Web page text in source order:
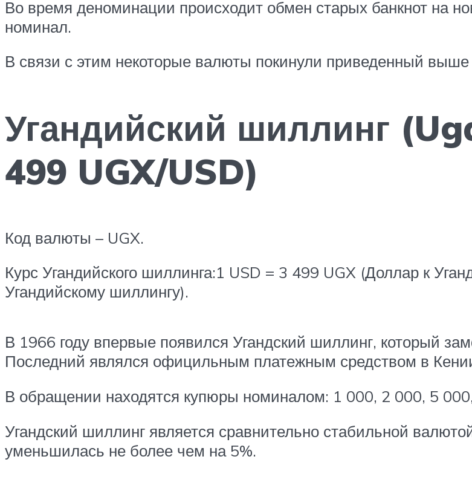
Во время деноминации происходит обмен старых банкнот на
номинал.
В связи с этим некоторые валюты покинули приведенный
Угандийский шиллинг
499 UGX/USD)
Код валюты – UGX.
Курс Угандийского шиллинга:1 USD = 3 499 UGX (Доллар к
Угандийскому шиллингу).
В 1966 году впервые появился Угандский шиллинг, который
Последний являлся официльным платежным средством в
В обращении находятся купюры номиналом: 1 000, 2 000, 5
Угандский шиллинг является сравнительно стабильной
уменьшилась не более чем на 5%.